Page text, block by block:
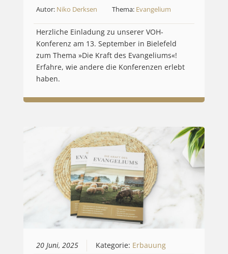
Autor: Niko Derksen Thema: Evangelium
Herzliche Einladung zu unserer VOH-
Konferenz am 13. September in Bielefeld
zum Thema »Die Kraft des Evangeliums«!
Erfahre, wie andere die Konferenzen erlebt
haben.
20 Juni, 2025 Kategorie: Erbauung